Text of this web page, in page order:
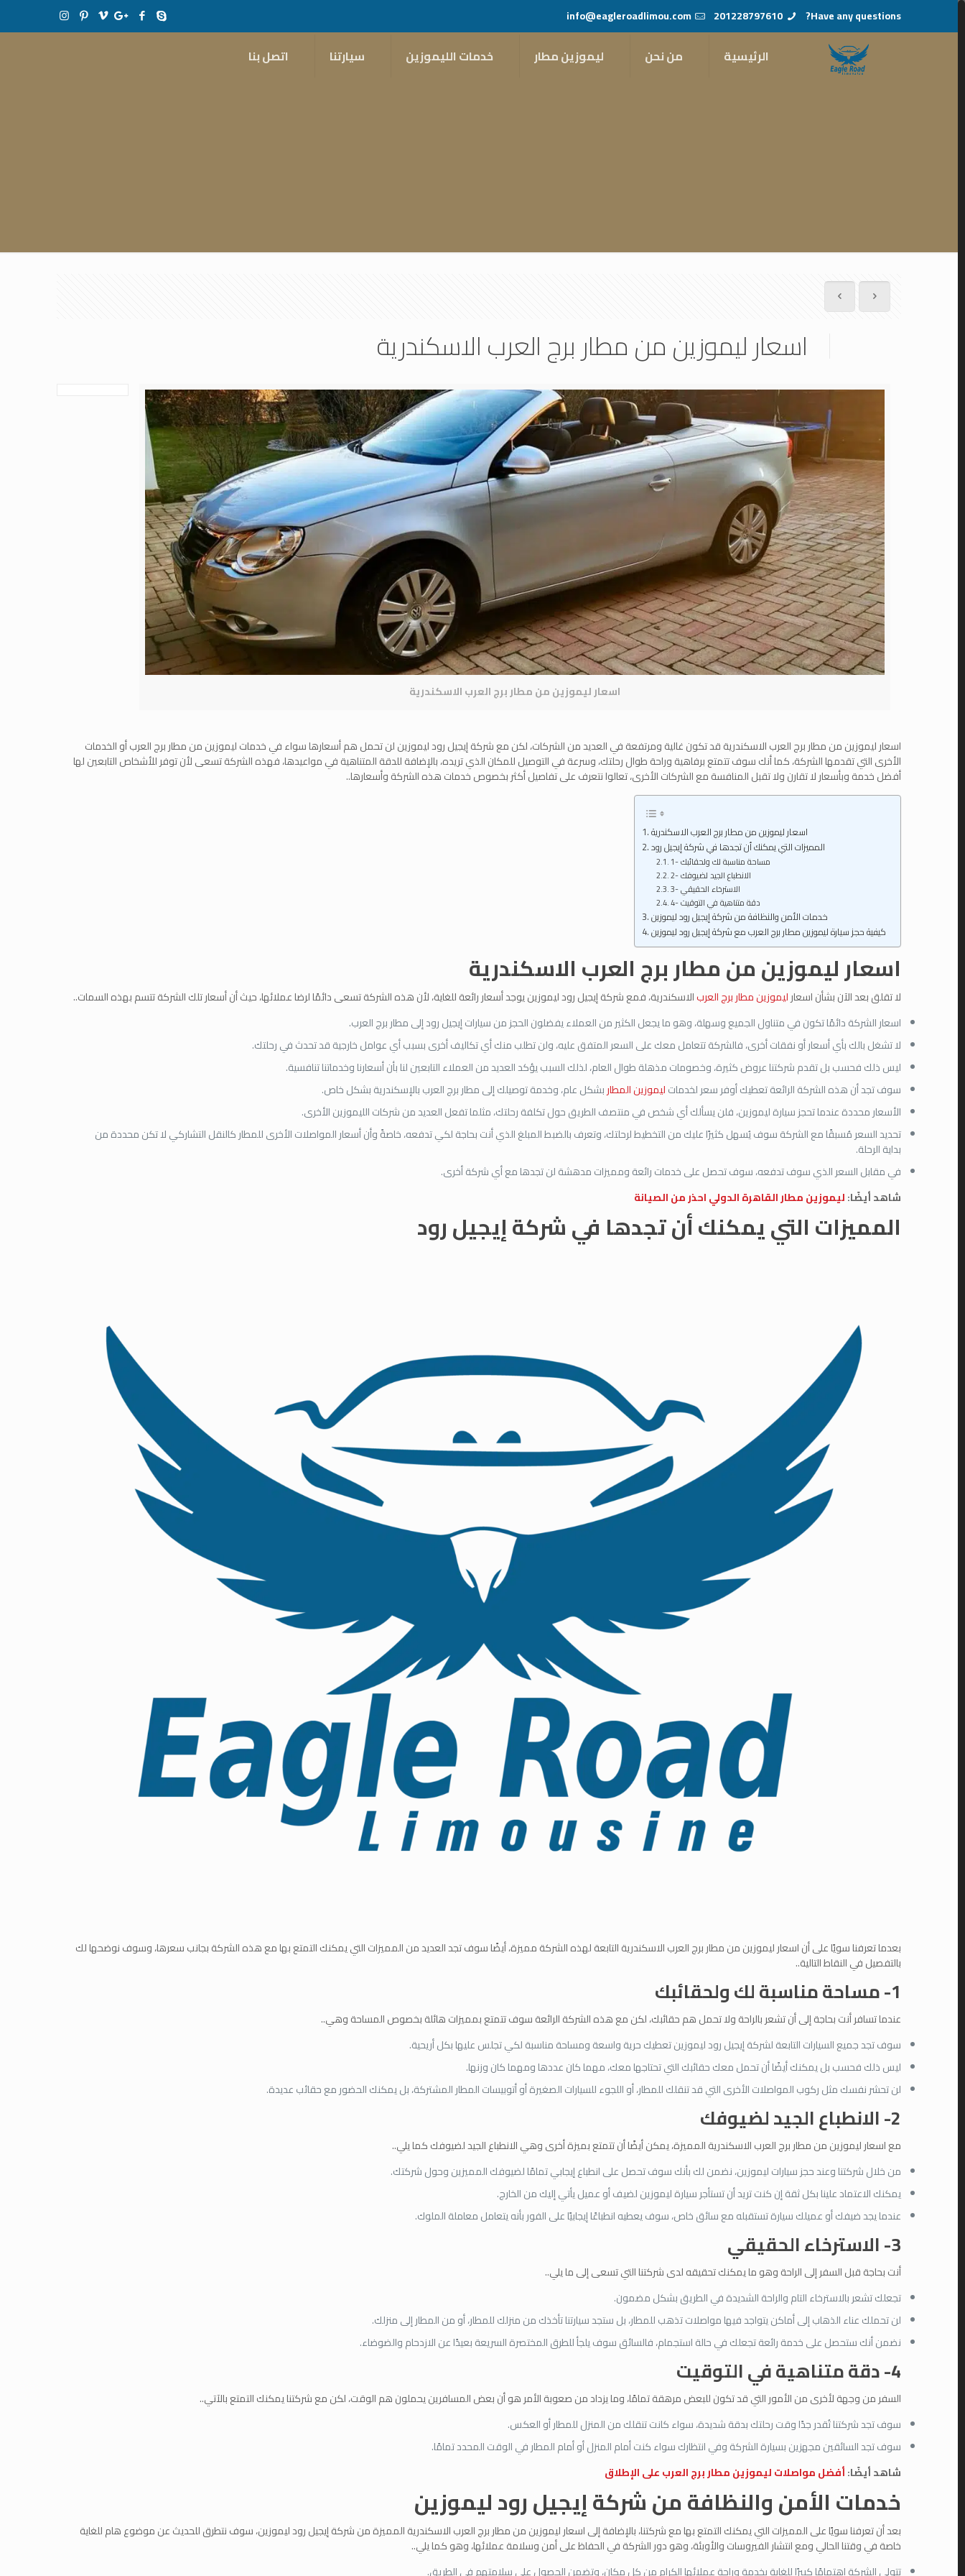
Have any questions?
201228797610
info@eagleroadlimou.com
الرئيسية من نحن ليموزين مطار خدمات الليموزين سيارتنا اتصل بنا
اسعار ليموزين من مطار برج العرب الاسكندرية
اسعار ليموزين من مطار برج العرب الاسكندرية
اسعار ليموزين من مطار برج العرب الاسكندرية قد تكون غالية ومرتفعة في العديد من الشركات، لكن مع شركة إيجيل رود ليموزين لن تحمل هم أسعارها سواء في خدمات ليموزين من مطار برج العرب أو الخدمات
الأخرى التي تقدمها الشركة، كما أنك سوف تتمتع برفاهية وراحة طوال رحلتك، وسرعة في التوصيل للمكان الذي تريده، بالإضافة للدقة المتناهية في مواعيدها، فهذه الشركة تسعى لأن توفر للأشخاص التابعين لها
أفضل خدمة وبأسعار لا تقارن ولا تقبل المنافسة مع الشركات الأخرى، تعالوا نتعرف على تفاصيل أكثر بخصوص خدمات هذه الشركة وأسعارها..
اسعار ليموزين من مطار برج العرب الاسكندرية
المميزات التي يمكنك أن تجدها في شركة إيجيل رود
1- مساحة مناسبة لك ولحقائبك
2- الانطباع الجيد لضيوفك
3- الاسترخاء الحقيقي
4- دقة متناهية في التوقيت
خدمات الأمن والنظافة من شركة إيجيل رود ليموزين
كيفية حجز سيارة ليموزين مطار برج العرب مع شركة إيجيل رود ليموزين
اسعار ليموزين من مطار برج العرب الاسكندرية
لا تقلق بعد الآن بشأن اسعارليموزين مطار برج العربالاسكندرية، فمع شركة إيجيل رود ليموزين يوجد أسعار رائعة للغاية، لأن هذه الشركة تسعى دائمًا لرضا عملائها، حيث أن أسعار تلك الشركة تتسم بهذه السمات..
اسعار الشركة دائمًا تكون في متناول الجميع وسهلة، وهو ما يجعل الكثير من العملاء يفضلون الحجز من سيارات إيجيل رود إلى مطار برج العرب.
لا تشغل بالك بأي أسعار أو نفقات أخرى، فالشركة تتعامل معك على السعر المتفق عليه، ولن تطلب منك أي تكاليف أخرى بسبب أي عوامل خارجية قد تحدث في رحلتك.
ليس ذلك فحسب بل تقدم شركتنا عروض كثيرة، وخصومات مذهلة طوال العام، لذلك السبب يؤكد العديد من العملاء التابعين لنا بأن أسعارنا وخدماتنا تنافسية.
سوف تجد أن هذه الشركة الرائعة تعطيك أوفر سعر لخدماتليموزين المطاربشكل عام، وخدمة توصيلك إلى مطار برج العرب بالإسكندرية بشكل خاص.
الأسعار محددة عندما تحجز سيارة ليموزين، فلن يسألك أي شخص في منتصف الطريق حول تكلفة رحلتك، مثلما تفعل العديد من شركات الليموزين الأخرى.
تحديد السعر مُسبقًا مع الشركة سوف يُسهل كثيرًا عليك من التخطيط لرحلتك، وتعرف بالضبط المبلغ الذي أنت بحاجة لكي تدفعه، خاصةً وأن أسعار المواصلات الأخرى للمطار كالنقل التشاركي لا تكن محددة من
بداية الرحلة.
في مقابل السعر الذي سوف تدفعه، سوف تحصل على خدمات رائعة ومميزات مدهشة لن تجدها مع أي شركة أخرى.
شاهد أيضًا:ليموزين مطار القاهرة الدولي احذر من الصيانة
المميزات التي يمكنك أن تجدها في شركة إيجيل رود
بعدما تعرفنا سويًا على أن اسعار ليموزين من مطار برج العرب الاسكندرية التابعة لهذه الشركة مميزة، أيضًا سوف تجد العديد من المميزات التي يمكنك التمتع بها مع هذه الشركة بجانب سعرها، وسوف نوضحها لك
بالتفصيل في النقاط التالية..
1- مساحة مناسبة لك ولحقائبك
عندما تسافر أنت بحاجة إلى أن تشعر بالراحة ولا تحمل هم حقائبك، لكن مع هذه الشركة الرائعة سوف تتمتع بمميزات هائلة بخصوص المساحة وهي..
سوف تجد جميع السيارات التابعة لشركة إيجيل رود ليموزين تعطيك حرية واسعة ومساحة مناسبة لكي تجلس عليها بكل أريحية.
ليس ذلك فحسب بل يمكنك أيضًا أن تحمل معك حقائبك التي تحتاجها معك، مهما كان عددها ومهما كان وزنها.
لن تحشر نفسك مثل ركوب المواصلات الأخرى التي قد تنقلك للمطار، أو اللجوء للسيارات الصغيرة أو أتوبيسات المطار المشتركة، بل يمكنك الحضور مع حقائب عديدة.
2- الانطباع الجيد لضيوفك
مع اسعار ليموزين من مطار برج العرب الاسكندرية المميزة، يمكن أيضًا أن تتمتع بميزة أخرى وهي الانطباع الجيد لضيوفك كما يلي..
من خلال شركتنا وعند حجز سيارات ليموزين، نضمن لك بأنك سوف تحصل على انطباع إيجابي تمامًا لضيوفك المميزين وحول شركتك.
يمكنك الاعتماد علينا بكل ثقة إن كنت تريد أن تستأجر سيارة ليموزين لضيف أو عميل يأتي إليك من الخارج.
عندما يجد ضيفك أو عميلك سيارة تستقبله مع سائق خاص، سوف يعطيه انطباعًا إيجابيًا على الفور بأنه يتعامل معاملة الملوك.
3- الاسترخاء الحقيقي
أنت بحاجة قبل السفر إلى الراحة وهو ما يمكنك تحقيقه لدى شركتنا التي تسعى إلى ما يلي..
تجعلك تشعر بالاسترخاء التام والراحة الشديدة في الطريق بشكل مضمون.
لن تحملك عناء الذهاب إلى أماكن يتواجد فيها مواصلات تذهب للمطار، بل ستجد سيارتنا تأخذك من منزلك للمطار، أو من المطار إلى منزلك.
نضمن أنك ستحصل على خدمة رائعة تجعلك في حالة استجمام، فالسائق سوف يلجأ للطرق المختصرة السريعة بعيدًا عن الازدحام والضوضاء.
4- دقة متناهية في التوقيت
السفر من وجهة لأخرى من الأمور التي قد تكون للبعض مرهقة تمامًا، وما يزداد من صعوبة الأمر هو أن بعض المسافرين يحملون هم الوقت، لكن مع شركتنا يمكنك التمتع بالآتي..
سوف تجد شركتنا تُقدر جدًا وقت رحلتك بدقة شديدة، سواء كانت تنقلك من المنزل للمطار أو العكس.
سوف تجد السائقين مجهزين بسيارة الشركة وفي انتظارك سواء كنت أمام المنزل أو أمام المطار في الوقت المحدد تمامًا.
شاهد أيضًا:أفضل مواصلات ليموزين مطار برج العرب على الإطلاق
خدمات الأمن والنظافة من شركة إيجيل رود ليموزين
بعد أن تعرفنا سويًا على المميزات التي يمكنك التمتع بها مع شركتنا، بالإضافة إلى اسعار ليموزين من مطار برج العرب الاسكندرية المميزة من شركة إيجيل رود ليموزين، سوف نتطرق للحديث عن موضوع هام للغاية
خاصة في وقتنا الحالي ومع انتشار الفيروسات والأوبئة، وهو دور الشركة في الحفاظ على أمن وسلامة عملائها، وهو كما يلي..
تتولى الشركة اهتمامًا كبيرًا للغاية بخدمة وراحة عملائها الكرام من كل مكان، وتضمن الحصول على سلامتهم في الطريق.